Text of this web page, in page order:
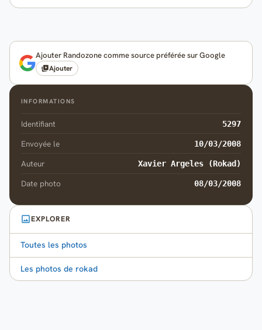
Ajouter Randozone comme source préférée sur Google
Ajouter
INFORMATIONS
Identifiant 5297
Envoyée le 10/03/2008
Auteur Xavier Argeles (Rokad)
Date photo 08/03/2008
EXPLORER
Toutes les photos
Les photos de rokad